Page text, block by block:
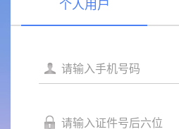
个人用户